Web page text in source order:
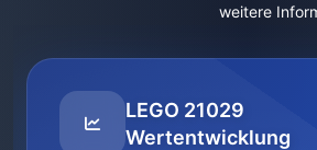
weitere
LEGO 21029
Wertentwicklung